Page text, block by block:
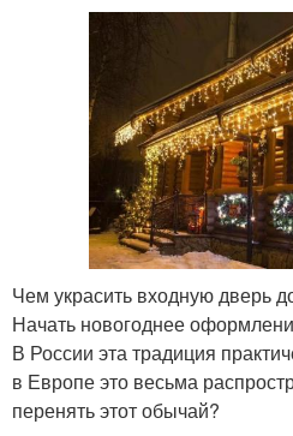
Чем украсить входную дверь
Начать новогоднее
В России эта традиция
в Европе это весьма
перенять этот обычай?